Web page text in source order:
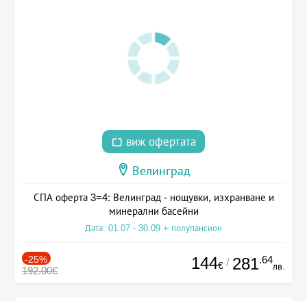
виж офертата
Велинград
СПА оферта 3=4: Велинград - нощувки, изхранване и
минерални басейни
Дата: 01.07 - 30.09 + полупансион
-25%
192.00€ 144€ / 281.64
лв.